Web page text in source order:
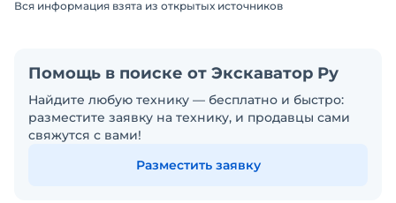
Вся информация взята из открытых источников
Помощь в поиске от Экскаватор Ру
Найдите любую технику — бесплатно и быстро:
разместите заявку на технику, и продавцы сами
свяжутся с вами!
Разместить заявку